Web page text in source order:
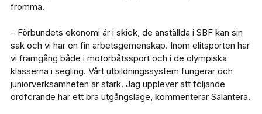
fromma.
– Förbundets ekonomi är i skick, de anställda i SBF kan sin
sak och vi har en fin arbetsgemenskap. Inom elitsporten har
vi framgång både i motorbåtssport och i de olympiska
klasserna i segling. Vårt utbildningssystem fungerar och
juniorverksamheten är stark. Jag upplever att följande
ordförande har ett bra utgångsläge, kommenterar Salanterä.